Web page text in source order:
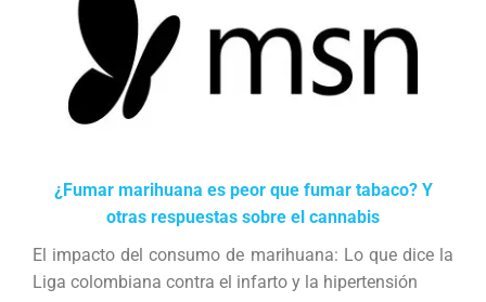
¿Fumar marihuana es peor que fumar tabaco? Y
otras respuestas sobre el cannabis
El impacto del consumo de marihuana: Lo que dice la
Liga colombiana contra el infarto y la hipertensión